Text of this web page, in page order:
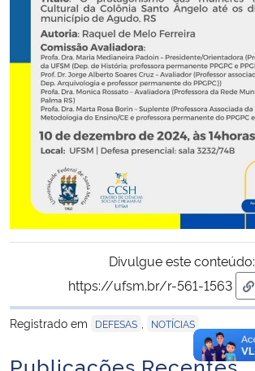
Secretaria de Governo
Gabinete de Segurança Institucional
Advocacia-Geral da União
Banco Central do Brasil
Divulgue este conteúdo:
https://ufsm.br/r-561-1563
Registrado em
DEFESAS NOTÍCIAS
Publicações Recentes